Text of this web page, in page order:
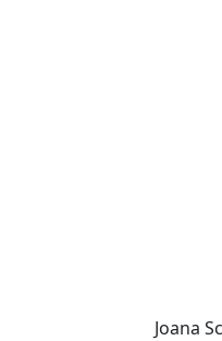
Joana